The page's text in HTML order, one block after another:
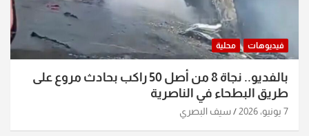
فيديوهات محلية
بالفديو.. نجاة 8 من أصل 50 راكب بحادث مروع على
طريق البطحاء في الناصرية
7 يونيو، 2026 سيف البصري